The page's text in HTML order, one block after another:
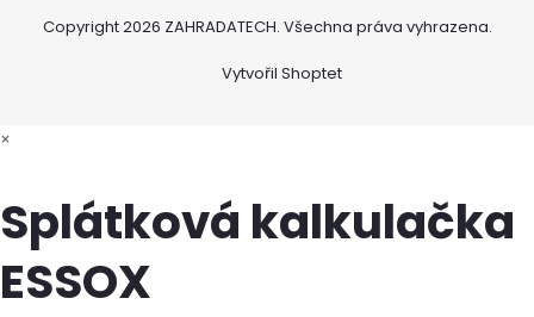
Vytvořil Shoptet
Copyright 2026 ZAHRADATECH. Všechna práva vyhrazena.
×
Splátková kalkulačka
ESSOX